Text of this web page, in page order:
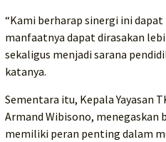
“Kami berharap sinergi ini
manfaatnya dapat dirasakan
sekaligus menjadi sarana
katanya.
Sementara itu, Kepala Yayasan
Armand Wibisono,
memiliki peran penting dalam